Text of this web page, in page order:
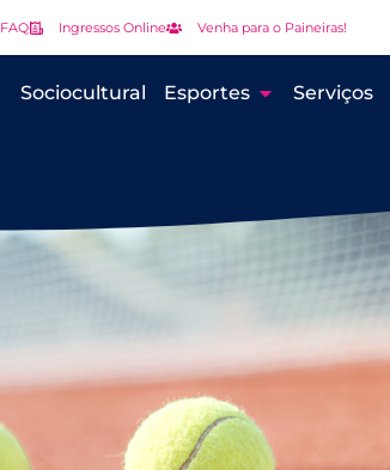
FAQ Ingressos Online Venha para o Paineiras!
Sociocultural Esportes Serviços